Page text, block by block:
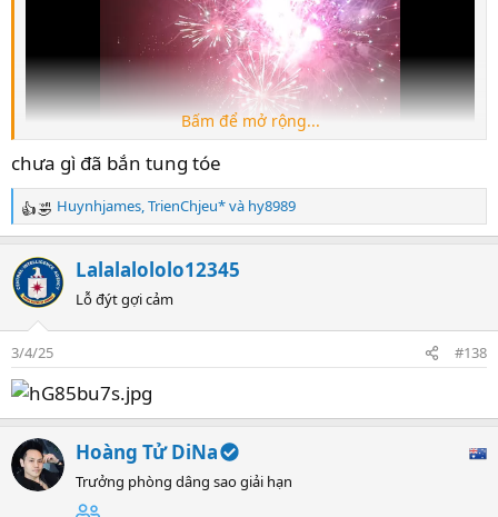
Nhiều thằng đéo chọn cái này, Up lên như đéo Up làm tao
cực kỳ khó chịu
Bấm để mở rộng...
chưa gì đã bắn tung tóe
R
e
a
c
t
n
s
Huynhjames,TrienChjeu*và hy8989
Lalalalololo12345
Lỗ đýt gợi cảm
3/4/25 #138
Hoàng Tử DiNa
Trưởng phòng dâng sao giải hạn